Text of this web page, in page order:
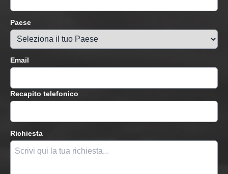
Paese
Email
Recapito telefonico
Richiesta